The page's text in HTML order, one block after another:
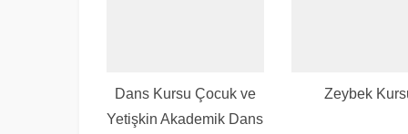
Dans Kursu Çocuk ve
Yetişkin Akademik Dans
Zeybek